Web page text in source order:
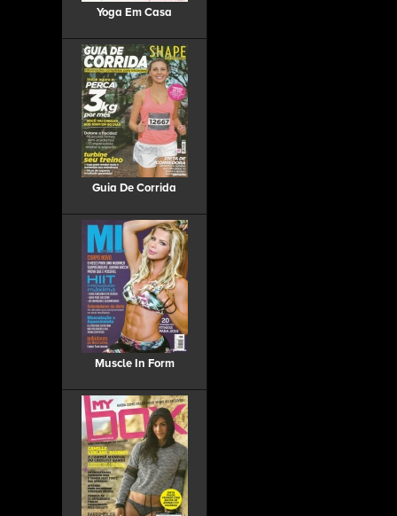
Yoga Em Casa
Guia De Corrida
Muscle In Form